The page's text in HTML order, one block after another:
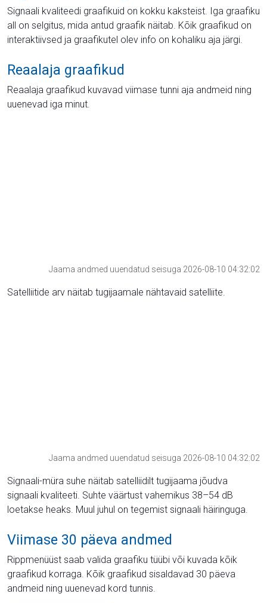
Signaali kvaliteedi graafikuid on kokku kaksteist. Iga graafiku
all on selgitus, mida antud graafik näitab. Kõik graafikud on
interaktiivsed ja graafikutel olev info on kohaliku aja järgi.
Reaalaja graafikud
Reaalaja graafikud kuvavad viimase tunni aja andmeid ning
uuenevad iga minut.
Jaama andmed uuendatud seisuga 2026-08-10 04:32:02
Satelliitide arv näitab tugijaamale nähtavaid satelliite.
Jaama andmed uuendatud seisuga 2026-08-10 04:32:02
Signaali-müra suhe näitab satelliidilt tugijaama jõudva
signaali kvaliteeti. Suhte väärtust vahemikus 38–54 dB
loetakse heaks. Muul juhul on tegemist signaali häiringuga.
Viimase 30 päeva andmed
Rippmenüüst saab valida graafiku tüübi või kuvada kõik
graafikud korraga. Kõik graafikud sisaldavad 30 päeva
andmeid ning uuenevad kord tunnis.